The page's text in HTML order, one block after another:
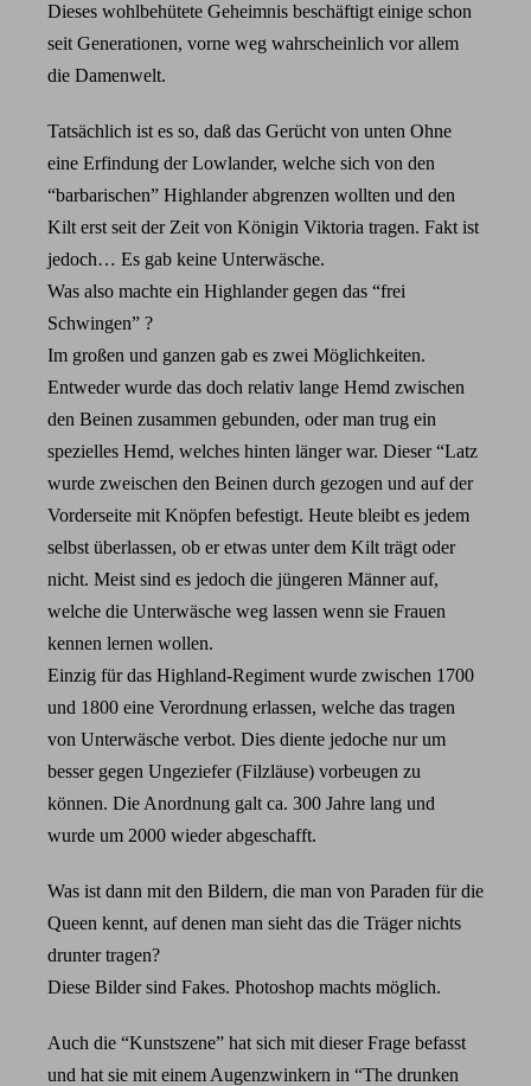
Dieses wohlbehütete Geheimnis beschäftigt einige schon
seit Generationen, vorne weg wahrscheinlich vor allem
die Damenwelt.
Tatsächlich ist es so, daß das Gerücht von unten Ohne
eine Erfindung der Lowlander, welche sich von den
“barbarischen” Highlander abgrenzen wollten und den
Kilt erst seit der Zeit von Königin Viktoria tragen. Fakt ist
jedoch… Es gab keine Unterwäsche.
Was also machte ein Highlander gegen das “frei
Schwingen” ?
Im großen und ganzen gab es zwei Möglichkeiten.
Entweder wurde das doch relativ lange Hemd zwischen
den Beinen zusammen gebunden, oder man trug ein
spezielles Hemd, welches hinten länger war. Dieser “Latz
wurde zweischen den Beinen durch gezogen und auf der
Vorderseite mit Knöpfen befestigt. Heute bleibt es jedem
selbst überlassen, ob er etwas unter dem Kilt trägt oder
nicht. Meist sind es jedoch die jüngeren Männer auf,
welche die Unterwäsche weg lassen wenn sie Frauen
kennen lernen wollen.
Einzig für das Highland-Regiment wurde zwischen 1700
und 1800 eine Verordnung erlassen, welche das tragen
von Unterwäsche verbot. Dies diente jedoche nur um
besser gegen Ungeziefer (Filzläuse) vorbeugen zu
können. Die Anordnung galt ca. 300 Jahre lang und
wurde um 2000 wieder abgeschafft.
Was ist dann mit den Bildern, die man von Paraden für die
Queen kennt, auf denen man sieht das die Träger nichts
drunter tragen?
Diese Bilder sind Fakes. Photoshop machts möglich.
Auch die “Kunstszene” hat sich mit dieser Frage befasst
und hat sie mit einem Augenzwinkern in “The drunken